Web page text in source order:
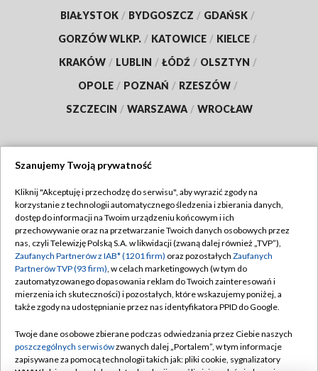
BIAŁYSTOK / BYDGOSZCZ / GDAŃSK /
GORZÓW WLKP. / KATOWICE / KIELCE /
KRAKÓW / LUBLIN / ŁÓDŹ / OLSZTYN /
OPOLE / POZNAŃ / RZESZÓW /
SZCZECIN / WARSZAWA / WROCŁAW
TVP
Abonament TVP
Emisja w TVP
Centrum informacji TVP
Naziemna Telewizja Cyfrowa
Rada Programowa
System NOS
Regulamin TVP
Polityka prywatności
Moje zgody
Pomoc
Kontakt
Szanujemy Twoją prywatność
Kliknij "Akceptuję i przechodzę do serwisu", aby wyrazić zgody na
korzystanie z technologii automatycznego śledzenia i zbierania danych,
dostęp do informacji na Twoim urządzeniu końcowym i ich
przechowywanie oraz na przetwarzanie Twoich danych osobowych przez
nas, czyli Telewizję Polską S.A. w likwidacji (zwaną dalej również „TVP”),
Zaufanych Partnerów z IAB* (1201 firm) oraz pozostałych Zaufanych
Partnerów TVP (93 firm), w celach marketingowych (w tym do
zautomatyzowanego dopasowania reklam do Twoich zainteresowań i
mierzenia ich skuteczności) i pozostałych, które wskazujemy poniżej, a
także zgody na udostępnianie przez nas identyfikatora PPID do Google.
Twoje dane osobowe zbierane podczas odwiedzania przez Ciebie naszych
poszczególnych serwisówzwanych dalej „Portalem”, w tym informacje
zapisywane za pomocą technologii takich jak: pliki cookie, sygnalizatory